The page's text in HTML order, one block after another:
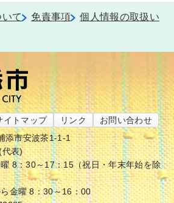
いて 免責事項
個人情報の取扱い
イトマップ リンク
お問い合わせ
添市安波茶1-1-1
表)
8：30～17：15（祝日・年末年始を除
金曜 8：30～16：00